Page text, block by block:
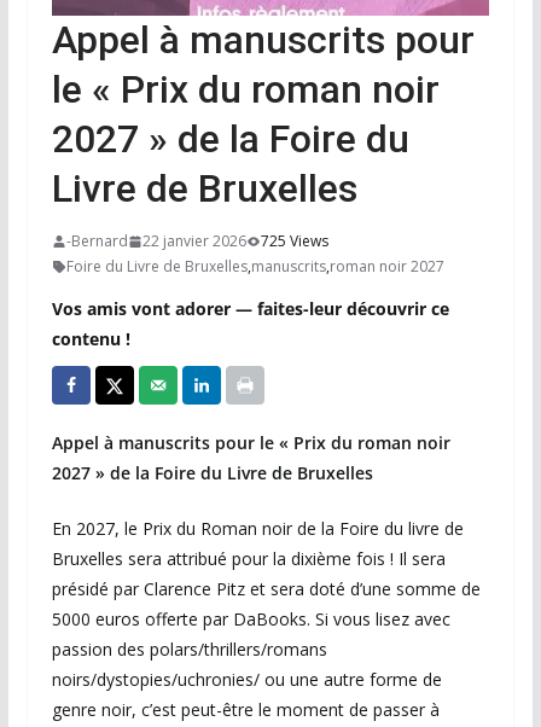
Appel à manuscrits pour
le « Prix du roman noir
2027 » de la Foire du
Livre de Bruxelles
-Bernard 22 janvier 2026
725 Views
Foire du Livre de Bruxelles,manuscrits,roman noir 2027
Vos amis vont adorer — faites-leur découvrir ce
contenu !
Appel à manuscrits pour le « Prix du roman noir
2027 » de la Foire du Livre de Bruxelles
En 2027, le Prix du Roman noir de la Foire du livre de
Bruxelles sera attribué pour la dixième fois ! Il sera
présidé par Clarence Pitz et sera doté d’une somme de
5000 euros offerte par DaBooks. Si vous lisez avec
passion des polars/thrillers/romans
noirs/dystopies/uchronies/ ou une autre forme de
genre noir, c’est peut-être le moment de passer à